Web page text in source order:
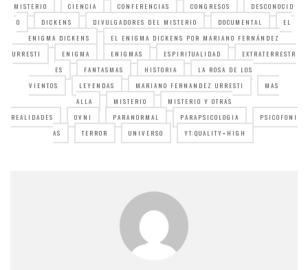
MISTERIO
CIENCIA CONFERENCIAS CONGRESOS
DESCONOCID
O
DICKENS DIVULGADORES DEL MISTERIO DOCUMENTAL
EL
ENIGMA DICKENS
EL ENIGMA DICKENS POR MARIANO FERNÁNDEZ
URRESTI
ENIGMA ENIGMAS ESPIRITUALIDAD
EXTRATERRESTR
ES
FANTASMAS HISTORIA
LA ROSA DE LOS
VIENTOS
LEYENDAS MARIANO FERNANDEZ URRESTI
MAS
ALLA
MISTERIO
MISTERIO Y OTRAS
REALIDADES
OVNI PARANORMAL PARAPSICOLOGIA
PSICOFONI
AS
TERROR UNIVERSO YT:QUALITY=HIGH